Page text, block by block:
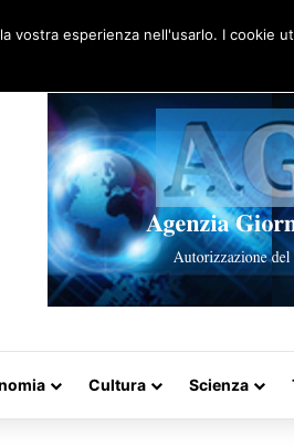
Cultura Scienza
vostra esperienza nell'usarlo. I cookie